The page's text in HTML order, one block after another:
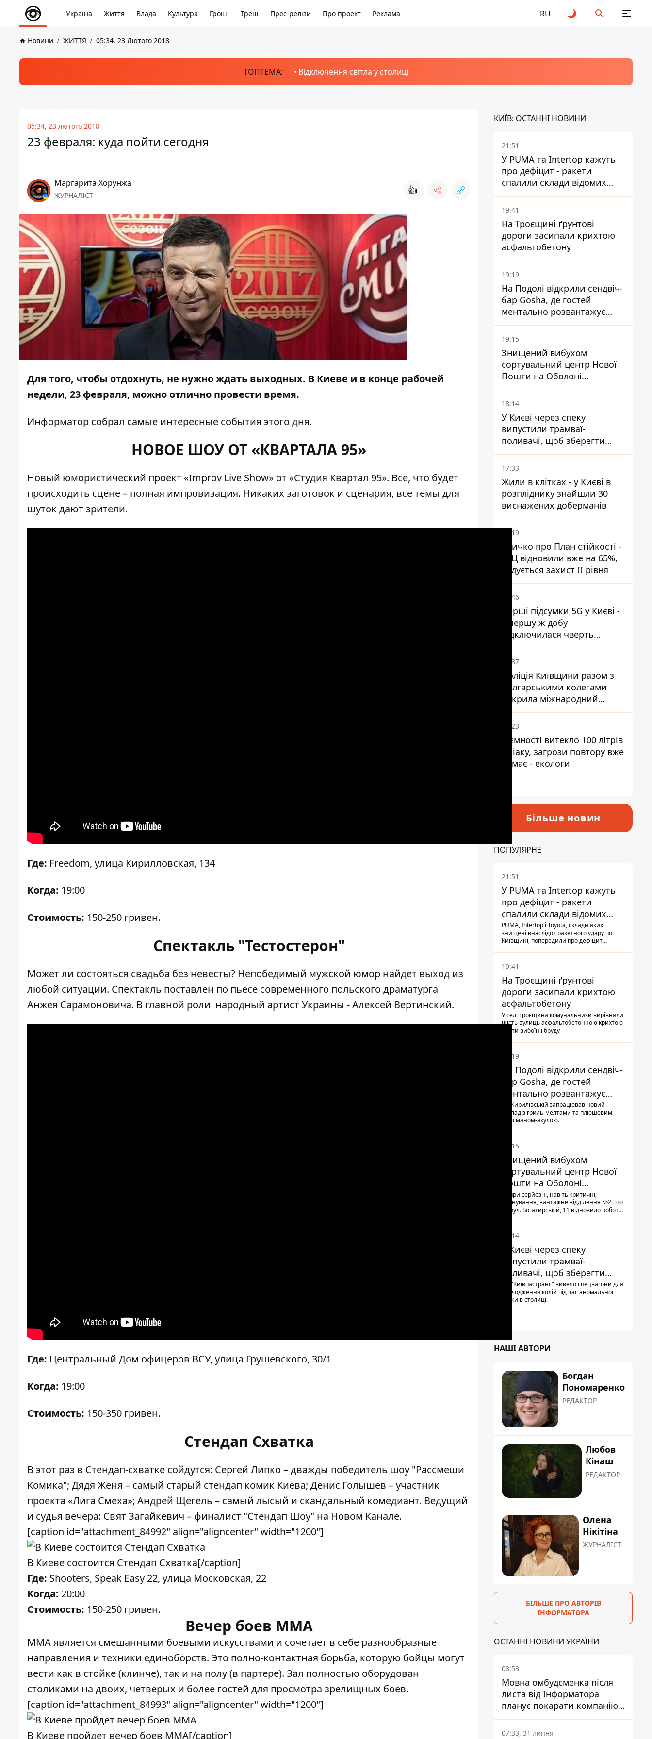
Україна Життя Влада Культура Гроші Треш Прес-релізи Про проект Реклама RU
Новини ЖИТТЯ 05:34, 23 Лютого 2018
ТОПТЕМА: Відключення світла у столиці
05:34, 23 лютого 2018
23 февраля: куда пойти сегодня
Маргарита Хорунжа
ЖУРНАЛІСТ 👍
Для того, чтобы отдохнуть, не нужно ждать выходных. В Киеве и в конце рабочей
недели, 23 февраля, можно отлично провести время.
Информатор собрал самые интересные события этого дня.
НОВОЕ ШОУ ОТ «КВАРТАЛА 95»
Новый юмористический проект «Improv Live Show» от «Cтудия Квартал 95». Все, что будет
происходить сцене – полная импровизация. Никаких заготовок и сценария, все темы для
шуток дают зрители.
Где: Freedom, улица Кирилловская, 134
Когда: 19:00
Стоимость: 150-250 гривен.
Спектакль "Тестостерон"
Может ли состояться свадьба без невесты? Непобедимый мужской юмор найдет выход из
любой ситуации. Спектакль поставлен по пьесе современного польского драматурга
Анжея Сарамоновича. В главной роли народный артист Украины - Алексей Вертинский.
Где: Центральный Дом офицеров ВСУ, улица Грушевского, 30/1
Когда: 19:00
Стоимость: 150-350 гривен.
Стендап Схватка
В этот раз в Стендап-схватке сойдутся: Сергей Липко – дважды победитель шоу "Рассмеши
Комика"; Дядя Женя – самый старый стендап комик Киева; Денис Голышев – участник
проекта «Лига Смеха»; Андрей Щегель – самый лысый и скандальный комедиант. Ведущий
и судья вечера: Свят Загайкевич – финалист "Стендап Шоу" на Новом Канале.
[caption id="attachment_84992" align="aligncenter" width="1200"]
В Киеве состоится Стендап Схватка[/caption]
Где: Shooters, Speak Easy 22, улица Московская, 22
Когда: 20:00
Стоимость: 150-250 гривен.
Вечер боев MMA
ММА является смешанными боевыми искусствами и сочетает в себе разнообразные
направления и техники единоборств. Это полно-контактная борьба, которую бойцы могут
вести как в стойке (клинче), так и на полу (в партере). Зал полностью оборудован
столиками на двоих, четверых и более гостей для просмотра зрелищных боев.
[caption id="attachment_84993" align="aligncenter" width="1200"]
В Киеве пройдет вечер боев MMA[/caption]
КИЇВ: ОСТАННІ НОВИНИ
21:51
У PUMA та Intertop кажуть
про дефіцит - ракети
спалили склади відомих
брендів
19:41
На Троєщині ґрунтові
дороги засипали крихтою
асфальтобетону
19:19
На Подолі відкрили сендвіч-
бар Gosha, де гостей
ментально розвантажує
акула
19:15
Знищений вибухом
сортувальний центр Нової
Пошти на Оболоні
запрацював - видають
посилки
18:14
У Києві через спеку
випустили трамваї-
поливачі, щоб зберегти
рейки від деформації
17:33
Жили в клітках - у Києві в
розпліднику знайшли 30
виснажених доберманів
16:19
Кличко про План стійкості -
ТЕЦ відновили вже на 65%,
будується захист ІІ рівня
15:46
Перші підсумки 5G у Києві -
у першу ж добу
підключилася чверть
мільйона абонентів
14:37
Поліція Київщини разом з
болгарськими колегами
накрила міжнародний
наркосиндикат
13:23
З ємності витекло 100 літрів
аміаку, загрози повтору вже
немає - екологи
Більше новин
ПОПУЛЯРНЕ
21:51
У PUMA та Intertop кажуть
про дефіцит - ракети
спалили склади відомих
брендів
PUMA, Intertop і Toyota, склади яких
знищені внаслідок ракетного удару по
Київщині, попередили про дефіцит
19:41
На Троєщині ґрунтові
дороги засипали крихтою
асфальтобетону
У селі Троєщина комунальники вирівняли
шість вулиць асфальтобетонною крихтою
проти вибоїн і бруду
19:19
На Подолі відкрили сендвіч-
бар Gosha, де гостей
ментально розвантажує
акула
На Кирилівській запрацював новий
заклад з гриль-мелтами та плюшевим
талісманом-акулою.
19:15
Знищений вибухом
сортувальний центр Нової
Пошти на Оболоні
запрацював - видають
посилки
Попри серйозні, навіть критичні,
руйнування, вантажне відділення №2, що
по вул. Богатирській, 11 відновило роботу:
18:14
У Києві через спеку
випустили трамваї-
поливачі, щоб зберегти
рейки від деформації
КП "Київпастранс" вивело спецвагони для
охолодження колій під час аномальної
спеки в столиці.
НАШІ АВТОРИ
Богдан
Пономаренко
РЕДАКТОР
Любов
Кінаш
РЕДАКТОР
Олена
Нікітіна
ЖУРНАЛІСТ
БІЛЬШЕ ПРО АВТОРІВ
ІНФОРМАТОРА
ОСТАННІ НОВИНИ УКРАЇНИ
08:53
Мовна омбудсменка після
листа від Інформатора
планує покарати компанію-
підрядника ПриватБанку
07:33, 31 липня